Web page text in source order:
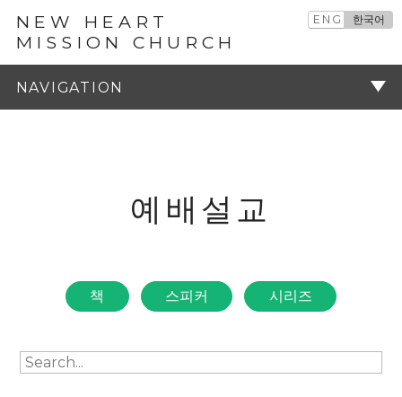
NEW HEART
MISSION CHURCH
ENG 한국어
예배설교
책 스피커 시리즈